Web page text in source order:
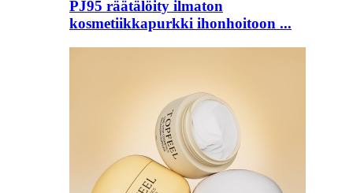
PJ95 räätälöity ilmaton
kosmetiikkapurkki ihonhoitoon ...